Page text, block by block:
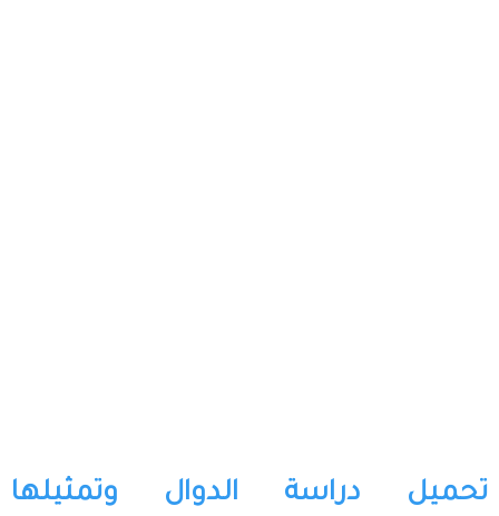
تحميل دراسة الدوال وتمثيلها